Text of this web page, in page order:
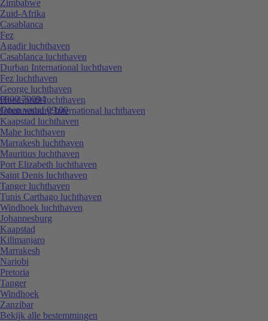
0800 70094
Open vanaf 09:00
Zimbabwe
Zuid-Afrika
Casablanca
Fez
Agadir luchthaven
Casablanca luchthaven
Durban International luchthaven
Fez luchthaven
George luchthaven
Hoedspruit luchthaven
Johannesburg International luchthaven
Kaapstad luchthaven
Mahe luchthaven
Marrakesh luchthaven
Mauritius luchthaven
Port Elizabeth luchthaven
Saint Denis luchthaven
Tanger luchthaven
Tunis Carthago luchthaven
Windhoek luchthaven
Johannesburg
Kaapstad
Kilimanjaro
Marrakesh
Nariobi
Pretoria
Tanger
Windhoek
Zanzibar
Bekijk alle bestemmingen